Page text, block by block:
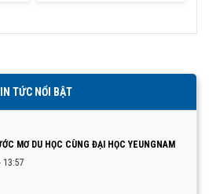
TỨC NỔI BẬT
MƠ DU HỌC CÙNG ĐẠI HỌC YEUNGNAM
13:57